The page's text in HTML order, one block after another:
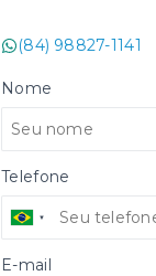
(84) 98827-1141
Nome
Telefone
E-mail